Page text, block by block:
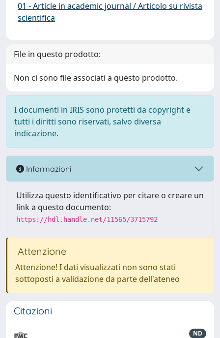
01 - Article in academic journal / Articolo su rivista
scientifica
File in questo prodotto:
Non ci sono file associati a questo prodotto.
I documenti in IRIS sono protetti da copyright e
tutti i diritti sono riservati, salvo diversa
indicazione.
Informazioni
Utilizza questo identificativo per citare o creare un
link a questo documento:
https://hdl.handle.net/11565/3715792
Attenzione
Attenzione! I dati visualizzati non sono stati
sottoposti a validazione da parte dell'ateneo
Citazioni
ND